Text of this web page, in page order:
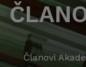
Članovi